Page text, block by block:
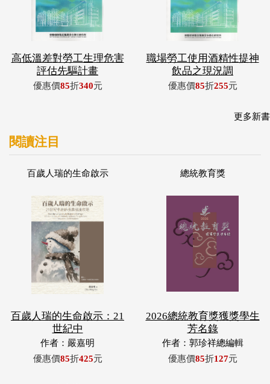
高低溫差對勞工生理危害
評估先驅計畫
優惠價85折340元
職場勞工使用酒精性提神
飲品之現況調
優惠價85折255元
更多新書
閱讀注目
百歲人瑞的生命啟示
百歲人瑞的生命啟示：21
世紀中
作者：嚴嘉明
優惠價85折425元
總統教育獎
2026總統教育獎獲獎學生
芳名錄
作者：郭珍祥總編輯
優惠價85折127元